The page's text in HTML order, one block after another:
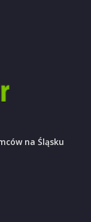
na Śląsku